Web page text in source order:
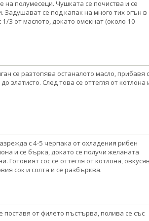
на полумесеци. Чушката се почиства и се
Задушават се под капак на много тих огън в
3 от маслото, докато омекнат (около 10
се разтопява останалото масло, прибавя
златисто. След това се оттегля от котлона
с 4-5 черпака от охладения рибен
и се бърка, докато се получи желаната
Готовият сос се оттегля от котлона,
сок и солта и се разбърква.
поставя от филето пъстърва, полива се със